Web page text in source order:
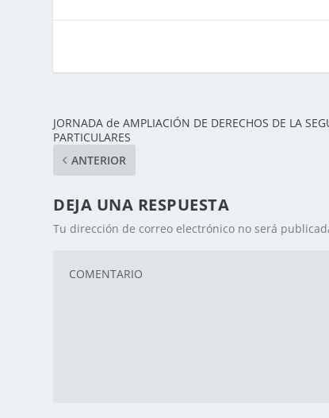
JORNADA de AMPLIACIÓN DE DERECHOS DE LA
PARTICULARES
ANTERIOR
DEJA UNA RESPUESTA
Tu dirección de correo electrónico no será